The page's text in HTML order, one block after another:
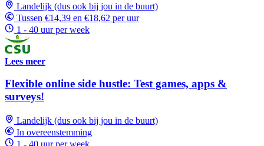
Landelijk (dus ook bij jou in de buurt)
Tussen €14,39 en €18,62 per uur
1 - 40 uur per week
Lees meer
Flexible online side hustle: Test games, apps &
surveys!
Landelijk (dus ook bij jou in de buurt)
In overeenstemming